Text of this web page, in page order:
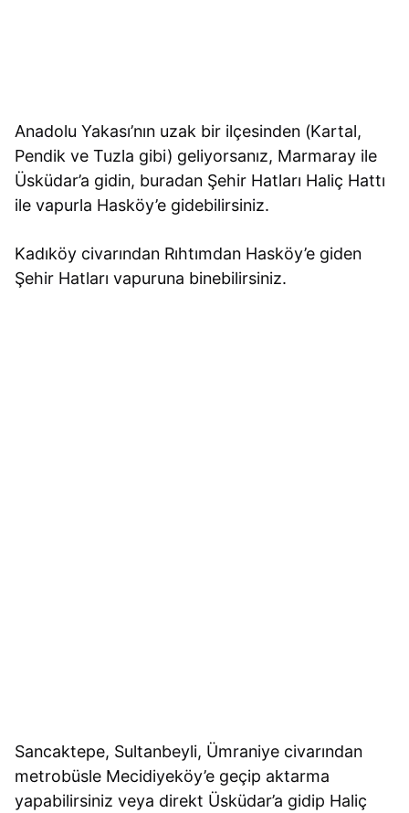
Anadolu Yakası’nın uzak bir ilçesinden (Kartal,
Pendik ve Tuzla gibi) geliyorsanız, Marmaray ile
Üsküdar’a gidin, buradan Şehir Hatları Haliç Hattı
ile vapurla Hasköy’e gidebilirsiniz.
Kadıköy civarından Rıhtımdan Hasköy’e giden
Şehir Hatları vapuruna binebilirsiniz.
Sancaktepe, Sultanbeyli, Ümraniye civarından
metrobüsle Mecidiyeköy’e geçip aktarma
yapabilirsiniz veya direkt Üsküdar’a gidip Haliç